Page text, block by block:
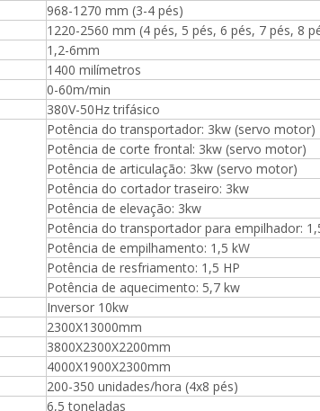
Máquina para fazer madeira
compensada Máquina de mesa
elevatória
Pilha de
máquinas
máquina
material/
968-1270 mm (3-4 pés)
1220-2560 mm (4 pés, 5 pés, 6 pés, 7 pés, 8
1,2-6mm
1400 milímetros
0-60m/min
380V-50Hz trifásico
Potência do transportador: 3kw (servo motor)
Potência de corte frontal: 3kw (servo motor)
Potência de articulação: 3kw (servo motor)
Potência do cortador traseiro: 3kw
Potência de elevação: 3kw
Potência do transportador para empilhador:
Potência de empilhamento: 1,5 kW
Potência de resfriamento: 1,5 HP
Potência de aquecimento: 5,7 kw
Inversor 10kw
2300X13000mm
3800X2300X2200mm
4000X1900X2300mm
200-350 unidades/hora (4x8 pés)
6,5 toneladas